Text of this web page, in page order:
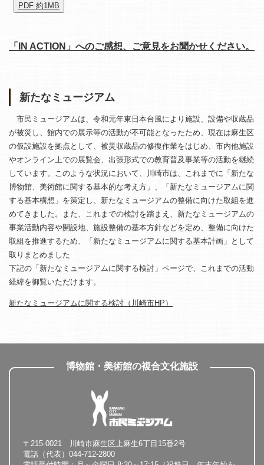
PDF 約1MB
「IN ACTION」へのご感想、ご意見をお聞かせください。
新たなミュージアム
市民ミュージアムは、令和元年東日本台風により施設、設備や収蔵品
が被災し、館内での展示等の活動が不可能となったため、現在は麻生区
の仮設施設を拠点として、被災収蔵品の修復作業をはじめ、市内他施設
やオンライン上での展覧会、出張形式での教育普及事業等の活動を継続
しています。このような状況において、川崎市は、これまでに「新たな
博物館、美術館に関する基本的な考え方」、「新たなミュージアムに関
する基本構想」を策定し、新たなミュージアムの整備に向けた取組を進
めてきました。また、これまでの検討を踏まえ、新たなミュージアムの
事業活動内容や開設地、施設整備の基本方針などを定め、整備に向けた
取組を推進するため、「新たなミュージアムに関する基本計画」として
取りまとめました
下記の「新たなミュージアムに関する検討」ページで、これまでの活動
経緯を御覧いただけます。
新たなミュージアムに関する検討（川崎市HP）
博物館・美術館の複合文化施設
〒215-0021 川崎市麻生区上麻生6丁目15番2号
電話（代表）044-712-2800